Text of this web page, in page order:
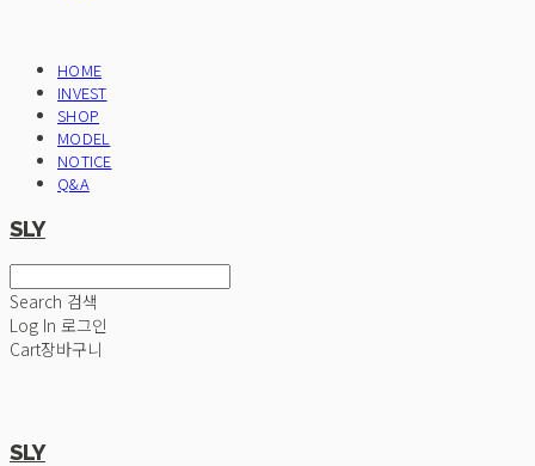
HOME
INVEST
SHOP
MODEL
NOTICE
Q&A
SLY
Search 검색
Log In 로그인
Cart장바구니
SLY